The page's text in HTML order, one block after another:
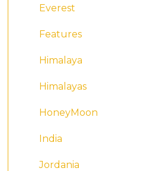
Everest
Features
Himalaya
Himalayas
HoneyMoon
India
Jordania